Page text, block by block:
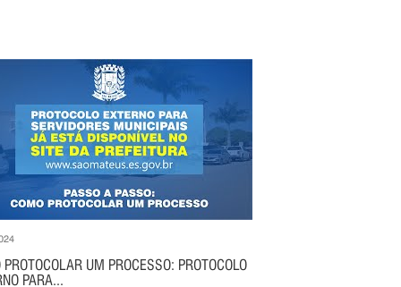
PROTOCOLAR UM PROCESSO: PROTOCOLO
PARA...